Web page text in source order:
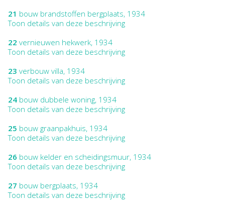
21 bouw brandstoffen bergplaats, 1934
Toon details van deze beschrijving
22 vernieuwen hekwerk, 1934
Toon details van deze beschrijving
23 verbouw villa, 1934
Toon details van deze beschrijving
24 bouw dubbele woning, 1934
Toon details van deze beschrijving
25 bouw graanpakhuis, 1934
Toon details van deze beschrijving
26 bouw kelder en scheidingsmuur, 1934
Toon details van deze beschrijving
27 bouw bergplaats, 1934
Toon details van deze beschrijving